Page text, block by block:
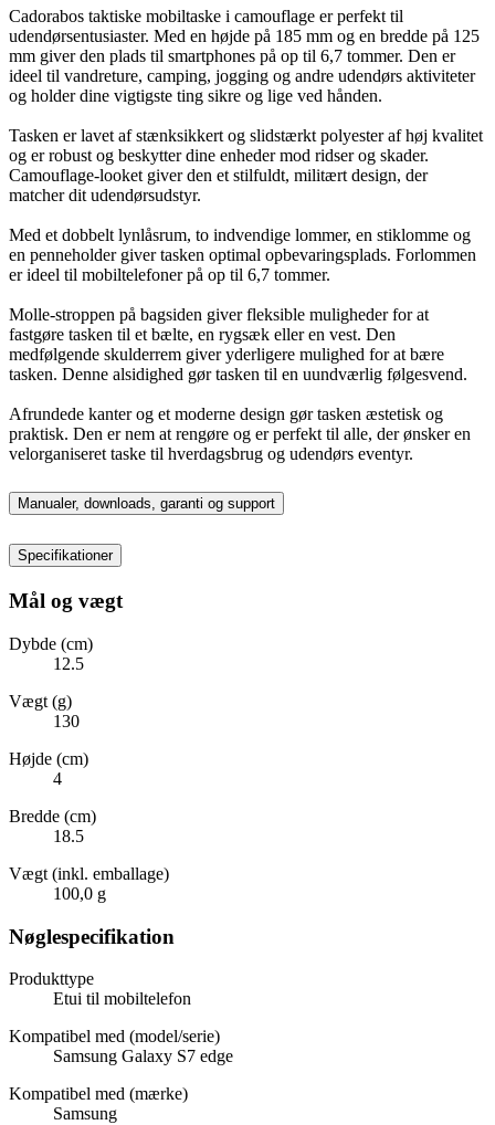
Cadorabos taktiske mobiltaske i camouflage er perfekt til
udendørsentusiaster. Med en højde på 185 mm og en bredde på 125
mm giver den plads til smartphones på op til 6,7 tommer. Den er
ideel til vandreture, camping, jogging og andre udendørs aktiviteter
og holder dine vigtigste ting sikre og lige ved hånden.
Tasken er lavet af stænksikkert og slidstærkt polyester af høj kvalitet
og er robust og beskytter dine enheder mod ridser og skader.
Camouflage-looket giver den et stilfuldt, militært design, der
matcher dit udendørsudstyr.
Med et dobbelt lynlåsrum, to indvendige lommer, en stiklomme og
en penneholder giver tasken optimal opbevaringsplads. Forlommen
er ideel til mobiltelefoner på op til 6,7 tommer.
Molle-stroppen på bagsiden giver fleksible muligheder for at
fastgøre tasken til et bælte, en rygsæk eller en vest. Den
medfølgende skulderrem giver yderligere mulighed for at bære
tasken. Denne alsidighed gør tasken til en uundværlig følgesvend.
Afrundede kanter og et moderne design gør tasken æstetisk og
praktisk. Den er nem at rengøre og er perfekt til alle, der ønsker en
velorganiseret taske til hverdagsbrug og udendørs eventyr.
Manualer, downloads, garanti og support
Specifikationer
Mål og vægt
Dybde (cm)
12.5
Vægt (g)
130
Højde (cm)
4
Bredde (cm)
18.5
Vægt (inkl. emballage)
100,0 g
Nøglespecifikation
Produkttype
Etui til mobiltelefon
Kompatibel med (model/serie)
Samsung Galaxy S7 edge
Kompatibel med (mærke)
Samsung